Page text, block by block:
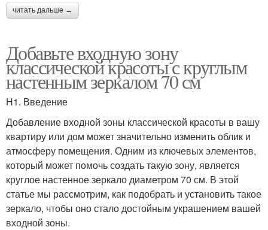
читать дальше →
Добавьте входную зону
классической красоты с круглым
настенным зеркалом 70 см
H1. Введение
Добавление входной зоны классической красоты в вашу
квартиру или дом может значительно изменить облик и
атмосферу помещения. Одним из ключевых элементов,
который может помочь создать такую зону, является
круглое настенное зеркало диаметром 70 см. В этой
статье мы рассмотрим, как подобрать и установить такое
зеркало, чтобы оно стало достойным украшением вашей
входной зоны.